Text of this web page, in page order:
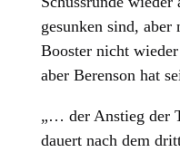
gesunken sind,
Booster nicht
aber Berenson hat
„… der Anstieg der
dauert nach dem